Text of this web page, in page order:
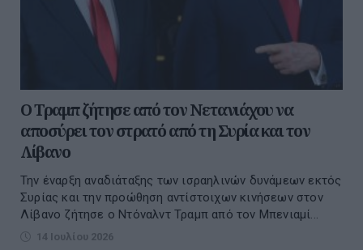
Ο Τραμπ ζήτησε από τον Νετανιάχου να
αποσύρει τον στρατό από τη Συρία και τον
Λίβανο
Την έναρξη αναδιάταξης των ισραηλινών δυνάμεων εκτός
Συρίας και την προώθηση αντίστοιχων κινήσεων στον
Λίβανο ζήτησε ο Ντόναλντ Τραμπ από τον Μπενιαμί...
14 Ιουλίου 2026